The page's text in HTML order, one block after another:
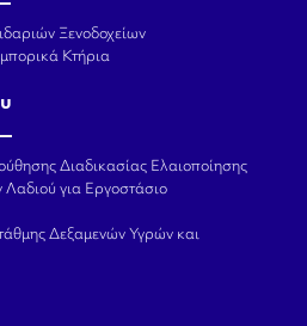
Ξενοδοχείων
Κτήρια
Διαδικασίας Ελαιοποίησης
για Εργοστάσιο
Δεξαμενών Υγρών και